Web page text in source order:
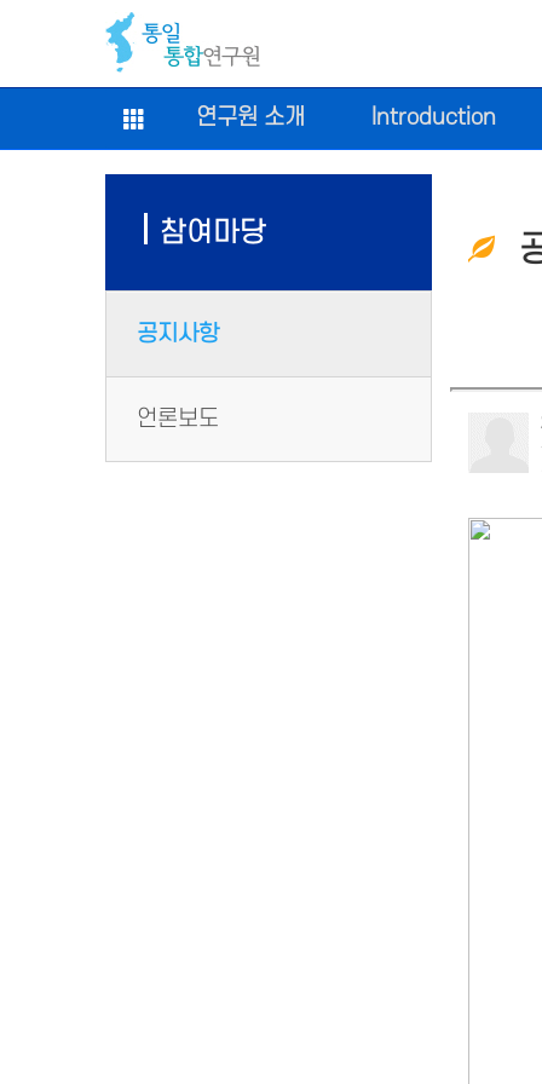
연구원 소개 Introduction
참여마당
공지사항
언론보도